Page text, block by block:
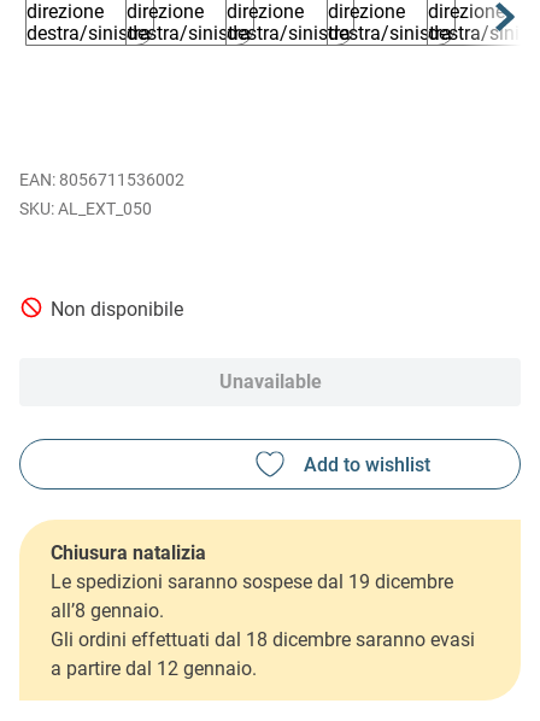
EAN: 8056711536002
AL_EXT_050
Non disponibile
Unavailable
Chiusura natalizia
Le spedizioni saranno sospese dal 19 dicembre
all’8 gennaio.
Gli ordini effettuati dal 18 dicembre saranno evasi
a partire dal 12 gennaio.